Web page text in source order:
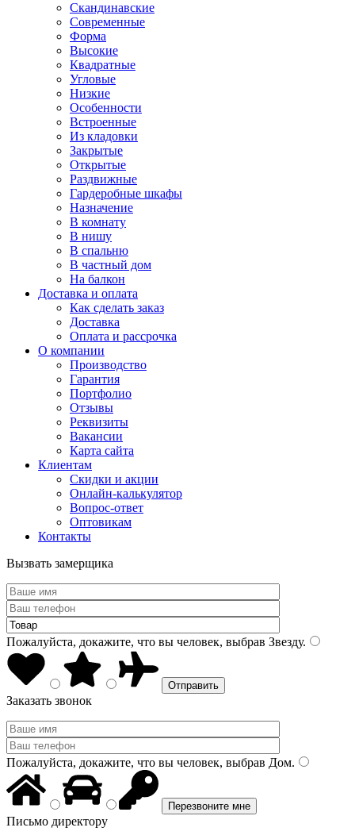
Скандинавские
Современные
Форма
Высокие
Квадратные
Угловые
Низкие
Особенности
Встроенные
Из кладовки
Закрытые
Открытые
Раздвижные
Гардеробные шкафы
Назначение
В комнату
В нишу
В спальню
В частный дом
На балкон
Доставка и оплата
Как сделать заказ
Доставка
Оплата и рассрочка
О компании
Производство
Гарантия
Портфолио
Отзывы
Реквизиты
Вакансии
Карта сайта
Клиентам
Скидки и акции
Онлайн-калькулятор
Вопрос-ответ
Оптовикам
Контакты
Вызвать замерщика
Пожалуйста, докажите, что вы человек, выбрав Звезду.
Заказать звонок
Пожалуйста, докажите, что вы человек, выбрав Дом.
Письмо директору